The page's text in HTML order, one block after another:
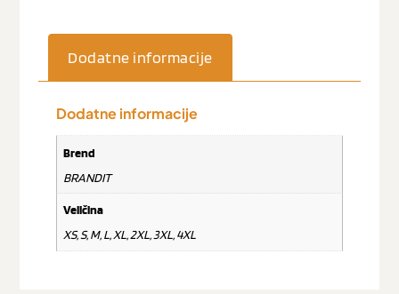
Dodatne informacije
Dodatne informacije
Brend
BRANDIT
Veličina
XS, S, M, L, XL, 2XL, 3XL, 4XL